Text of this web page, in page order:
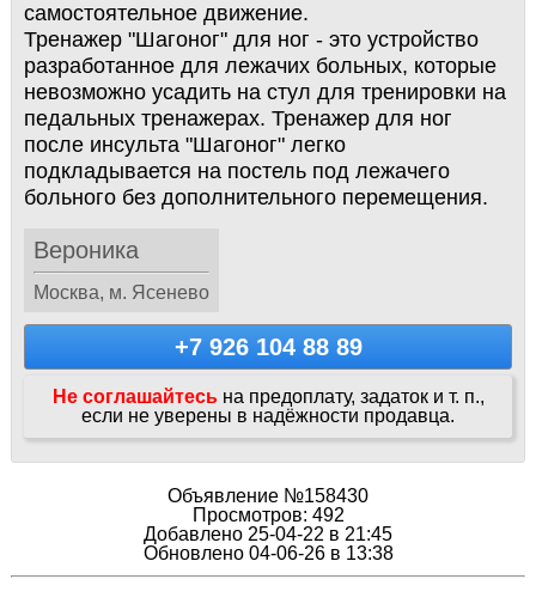
самостоятельное движение.
Тренажер "Шагоног" для ног - это устройство
разработанное для лежачих больных, которые
невозможно усадить на стул для тренировки на
педальных тренажерах. Тренажер для ног
после инсульта "Шагоног" легко
подкладывается на постель под лежачего
больного без дополнительного перемещения.
Вероника
Москва, м. Ясенево
+7 926 104 88 89
Не соглашайтесь на предоплату, задаток и т. п.,
если не уверены в надёжности продавца.
Объявление №158430
Просмотров: 492
Добавлено 25-04-22 в 21:45
Обновлено 04-06-26 в 13:38